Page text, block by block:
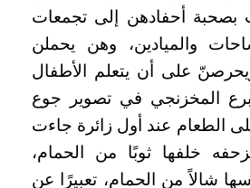
بصحبة أحفادهن إلى تجمعات
والميادين، وهن يحملن
على أن يتعلم الأطفال
المخزنجي في تصوير جوع
الطعام عند أول زائرة جاءت
خلفها ثوبًا من الحمام،
شالاً من الحمام، تعبيرًا عن